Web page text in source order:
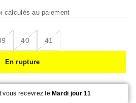
calculés au paiement
40 41
En rupture
vous recevrez leMardi jour 11